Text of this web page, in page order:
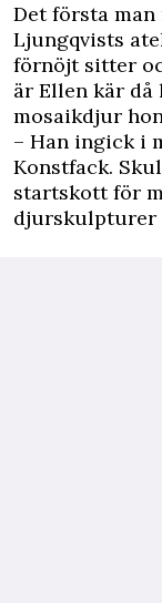
Det första
Ljungqvists
förnöjt sitter
är Ellen kär då
mosaikdjur
– Han ingick i
Konstfack.
startskott för
djurskulpturer